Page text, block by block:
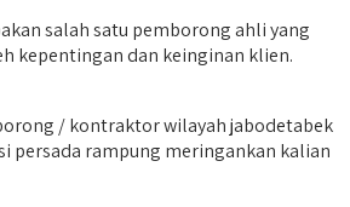
salah satu pemborong ahli yang
kepentingan dan keinginan klien.
/ kontraktor wilayah jabodetabek
persada rampung meringankan kalian